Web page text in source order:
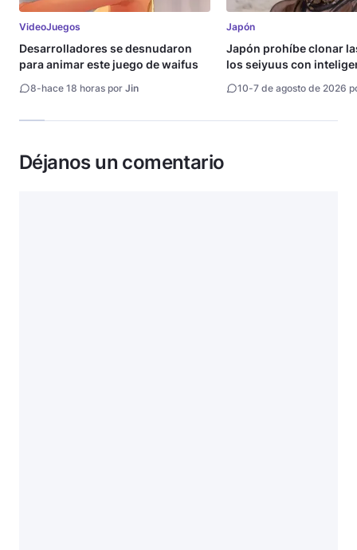
VideoJuegos
Desarrolladores se desnudaron
para animar este juego de waifus
8-hace 18 horas por Jin
Japón
Japón prohíbe clonar
los seiyuus con
10-7 de agosto de 2026
Déjanos un comentario